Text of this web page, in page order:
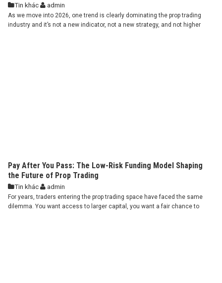
Tin khác admin
As we move into 2026, one trend is clearly dominating the prop trading
industry and it’s not a new indicator, not a new strategy, and not higher
Pay After You Pass: The Low-Risk Funding Model Shaping
the Future of Prop Trading
Tin khác admin
For years, traders entering the prop trading space have faced the same
dilemma. You want access to larger capital, you want a fair chance to